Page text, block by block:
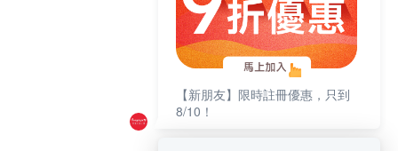
【新朋友】限時註冊優惠，只到
8/10！